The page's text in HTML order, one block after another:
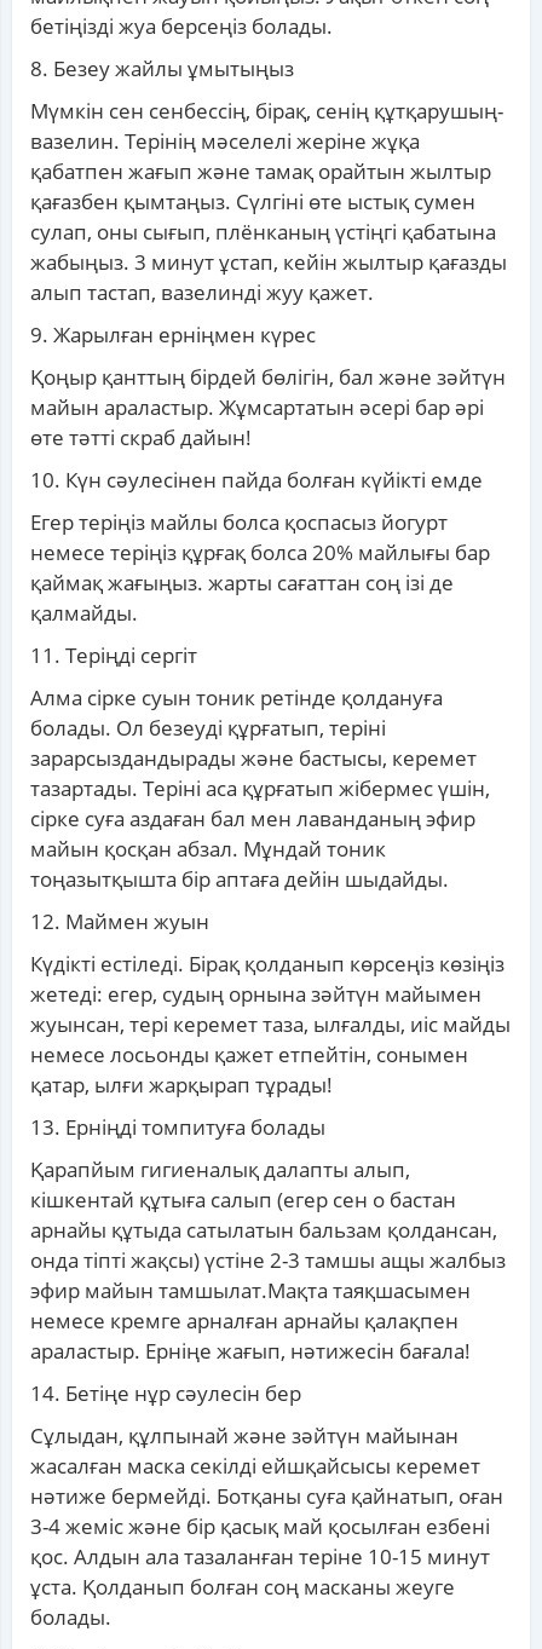
бетіңізді жуа берсеңіз болады.
8. Безеу жайлы ұмытыңыз
Мүмкін сен сенбессің, бірақ, сенің құтқарушың-
вазелин. Терінің мәселелі жеріне жұқа
қабатпен жағып және тамақ орайтын жылтыр
қағазбен қымтаңыз. Сүлгіні өте ыстық сумен
сулап, оны сығып, плёнканың үстіңгі қабатына
жабыңыз. 3 минут ұстап, кейін жылтыр қағазды
алып тастап, вазелинді жуу қажет.
9. Жарылған ерніңмен күрес
Қоңыр қанттың бірдей бөлігін, бал және зәйтүн
майын араластыр. Жұмсартатын әсері бар әрі
өте тәтті скраб дайын!
10. Күн сәулесінен пайда болған күйікті емде
Егер теріңіз майлы болса қоспасыз йогурт
немесе теріңіз құрғақ болса 20% майлығы бар
қаймақ жағыңыз. жарты сағаттан соң ізі де
қалмайды.
11. Теріңді сергіт
Алма сірке суын тоник ретінде қолдануға
болады. Ол безеуді құрғатып, теріні
зарарсыздандырады және бастысы, керемет
тазартады. Теріні аса құрғатып жібермес үшін,
сірке суға аздаған бал мен лаванданың эфир
майын қосқан абзал. Мұндай тоник
тоңазытқышта бір аптаға дейін шыдайды.
12. Маймен жуын
Күдікті естіледі. Бірақ қолданып көрсеңіз көзіңіз
жетеді: егер, судың орнына зәйтүн майымен
жуынсан, тері керемет таза, ылғалды, иіс майды
немесе лосьонды қажет етпейтін, сонымен
қатар, ылғи жарқырап тұрады!
13. Ерніңді томпитуға болады
Қарапйым гигиеналық далапты алып,
кішкентай құтыға салып (егер сен о бастан
арнайы құтыда сатылатын бальзам қолдансан,
онда тіпті жақсы) үстіне 2-3 тамшы ащы жалбыз
эфир майын тамшылат.Мақта таяқшасымен
немесе кремге арналған арнайы қалақпен
араластыр. Ерніңе жағып, нәтижесін бағала!
14. Бетіңе нұр сәулесін бер
Сұлыдан, құлпынай және зәйтүн майынан
жасалған маска секілді ейшқайсысы керемет
нәтиже бермейді. Ботқаны суға қайнатып, оған
3-4 жеміс және бір қасық май қосылған езбені
қос. Алдын ала тазаланған теріне 10-15 минут
ұста. Қолданып болған соң масканы жеуге
болады.